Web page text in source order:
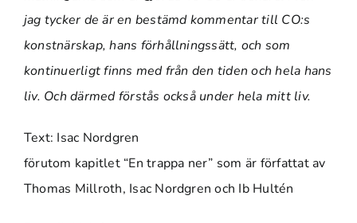
jag tycker de är en bestämd kommentar till CO:s
konstnärskap, hans förhållningssätt, och som
kontinuerligt finns med från den tiden och hela hans
liv. Och därmed förstås också under hela mitt liv.
Text: Isac Nordgren
förutom kapitlet “En trappa ner” som är författat av
Thomas Millroth, Isac Nordgren och Ib Hultén